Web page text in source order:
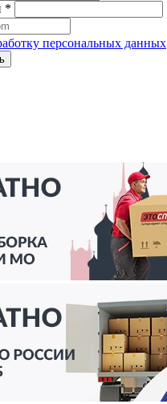
*
персональных данных